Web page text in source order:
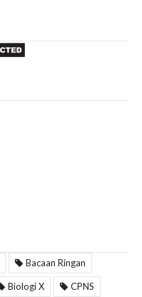
Bacaan Ringan
Biologi X CPNS